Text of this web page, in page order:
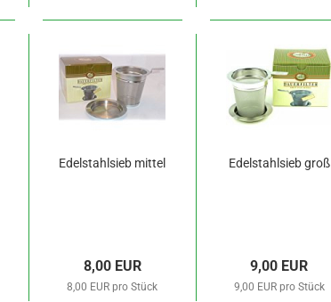
Edelstahlsieb mittel
8,00 EUR
8,00 EUR pro Stück
Edelstahlsieb groß
9,00 EUR
9,00 EUR pro Stück